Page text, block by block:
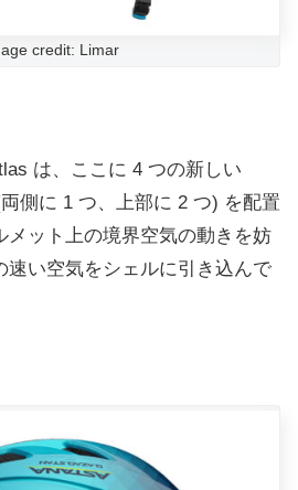
credit: Limar
は、ここに 4 つの新しい
側に 1 つ、上部に 2 つ) を配置
メット上の境界空気の動きを妨
速い空気をシェルに引き込んで